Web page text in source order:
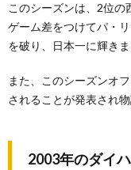
ド打順
1.2.
打点王
信彦選
手
イア
このシーズンは、2位の
ゲーム差をつけてパ・
を破り、日本一に輝きま
また、このシーズンオ
されることが発表され
2003年のダイ